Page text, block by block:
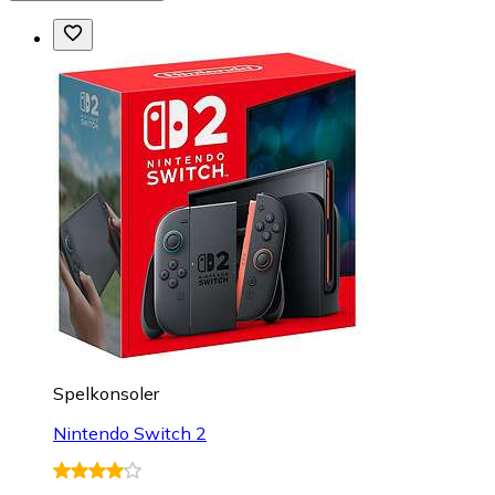
Spelkonsoler
Nintendo Switch 2